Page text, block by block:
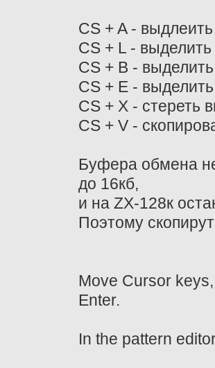
CS + A -
CS + L -
CS + B -
CS + E -
CS + X - стереть
CS + V -
Буфера обмена
до 16кб,
и на ZX-128к
Поэтому
Move Cursor
Enter.
In the pattern